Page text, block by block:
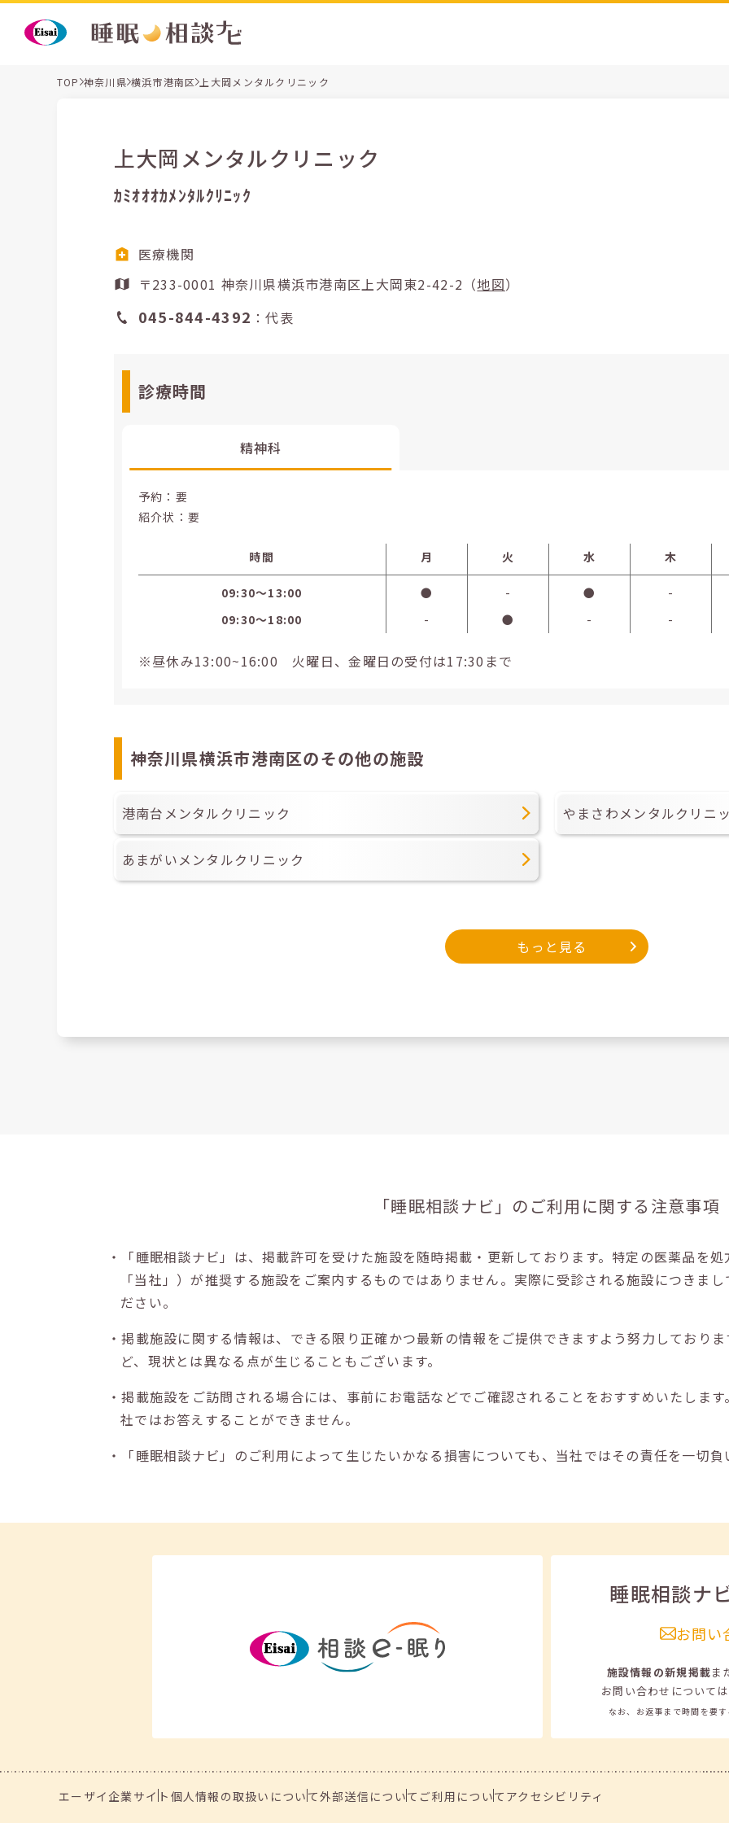
TOP 神奈川県 横浜市港南区 上大岡メンタルクリニック
上大岡メンタルクリニック
ｶﾐｵｵｵｶﾒﾝﾀﾙｸﾘﾆｯｸ
医療機関
〒233-0001 神奈川県横浜市港南区上大岡東2-42-2（地図）
045-844-4392 ：代表
診療時間
精神科
予約：要
紹介状：要
時間 月 火 水 木
09:30〜13:00 ● - ●
-
09:30〜18:00
- ● - -
※昼休み13:00~16:00 火曜日、金曜日の受付は17:30まで
神奈川県横浜市港南区のその他の施設
港南台メンタルクリニック やまさわメンタルクリニ
あまがいメンタルクリニック
もっと見る
「睡眠相談ナビ」の ご利用に関する注意事項
・「睡眠相談ナビ」は、掲載許可を受けた施設を随時掲載・更新しております。特定の医薬品を
「当社」）が推奨する施設をご案内するものではありません。実際に受診される施設につきま
ださい。
・掲載施設に関する情報は、できる限り正確かつ最新の情報をご提供できますよう努力しており
ど、現状とは異なる点が生じることもございます。
・掲載施設をご訪問される場合には、事前にお電話などでご確認されることをおすすめいたしま
社ではお答えすることができません。
・「睡眠相談ナビ」のご利用によって生じたいかなる損害についても、当社ではその責任を一切
睡眠相談ナ
お問い
施設情報の新規掲載ま
お問い合わせについて
なお、お返事まで時間を要
エーザイ企業サイト 個人情報の取扱いについて外部送信について ご利用について アクセシビリティ